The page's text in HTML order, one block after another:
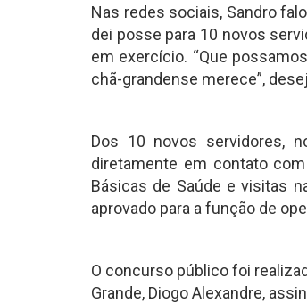
Nas redes sociais, Sandro
dei posse para 10 novos
em exercício. “Que
chã-grandense merece”,
Dos 10 novos servidores,
diretamente em contato
Básicas de Saúde e visitas
aprovado para a função de
O concurso público foi
Grande, Diogo Alexandre,